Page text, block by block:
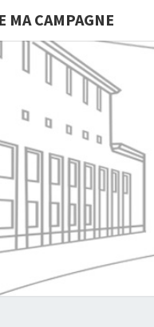
MA CAMPAGNE